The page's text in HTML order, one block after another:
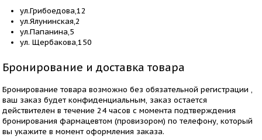
ул.Грибоедова,12
ул.Ялунинская,2
ул.Папанина,5
ул. Щербакова,150
Бронирование и доставка товара
Бронирование товара возможно без обязательной регистрации ,
ваш заказ будет конфиденциальным, заказ остается
действителен в течение 24 часов с момента подтверждения
бронирования фармацевтом (провизором) по телефону, который
вы укажите в момент оформления заказа.